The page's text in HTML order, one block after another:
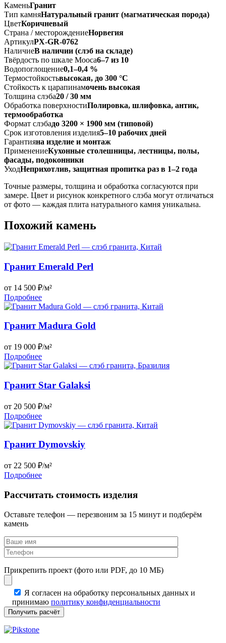
КаменьГранит
Тип камняНатуральный гранит (магматическая порода)
ЦветКоричневый
Страна / месторождениеНорвегия
АртикулPX-GR-0762
НаличиеВ наличии (слэб на складе)
Твёрдость по шкале Мооса6–7 из 10
Водопоглощение0,1–0,4 %
Термостойкостьвысокая, до 300 °C
Стойкость к царапинамочень высокая
Толщина слэба20 / 30 мм
Обработка поверхностиПолировка, шлифовка, антик,
термообработка
Формат слэбадо 3200 × 1900 мм (типовой)
Срок изготовления изделия5–10 рабочих дней
Гарантияна изделие и монтаж
ПрименениеКухонные столешницы, лестницы, полы,
фасады, подоконники
УходНеприхотлив, защитная пропитка раз в 1–2 года
Точные размеры, толщина и обработка согласуются при
замере. Цвет и рисунок конкретного слэба могут отличаться
от фото — каждая плита натурального камня уникальна.
Похожий камень
Гранит Emerald Perl
от 14 500 ₽/м²
Подробнее
Гранит Madura Gold
от 19 000 ₽/м²
Подробнее
Гранит Star Galaksi
от 20 500 ₽/м²
Подробнее
Гранит Dymovskiy
от 22 500 ₽/м²
Подробнее
Рассчитать стоимость изделия
Оставьте телефон — перезвоним за 15 минут и подберём
камень
Прикрепить проект (фото или PDF, до 10 МБ)
Я согласен на обработку персональных данных и
принимаю политику конфиденциальности